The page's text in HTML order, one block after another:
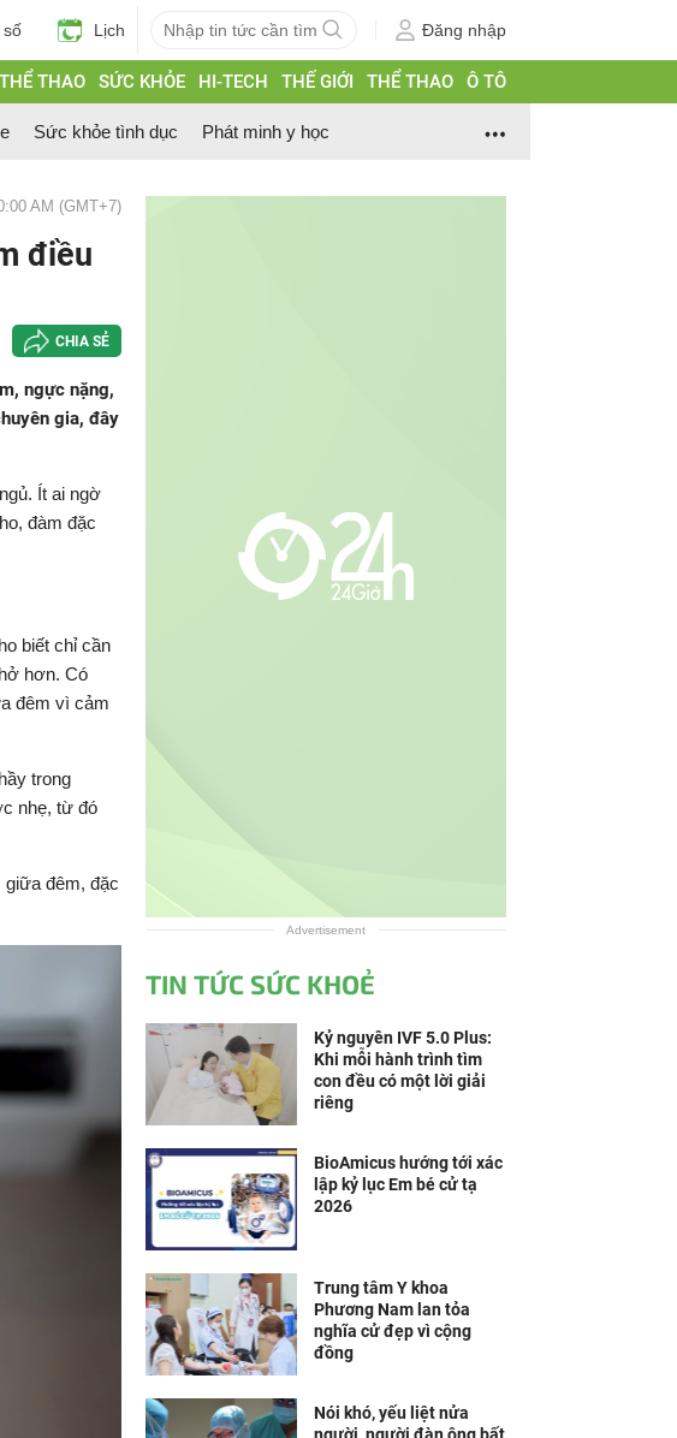
Lịch Đăng nhập
THAO SỨC KHỎE HI-TECH THẾ GIỚI THỂ THAO Ô TÔ
Sức khỏe tình dục Phát minh y học
AM (GMT+7)
điều
CHIA SẺ
ngực nặng,
gia, đây
Ít ai ngờ
đàm đặc
biết chỉ cần
hơn. Có
đêm vì cảm
trong
nhẹ, từ đó
đêm, đặc
Advertisement
TIN TỨC SỨC KHOẺ
Kỷ nguyên IVF 5.0 Plus:
Khi mỗi hành trình tìm
con đều có một lời giải
riêng
BioAmicus hướng tới xác
lập kỷ lục Em bé cử tạ
2026
Trung tâm Y khoa
Phương Nam lan tỏa
nghĩa cử đẹp vì cộng
đồng
Nói khó, yếu liệt nửa